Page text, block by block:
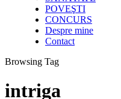
POVEŞTI
CONCURS
Despre mine
Contact
Browsing Tag
intriga